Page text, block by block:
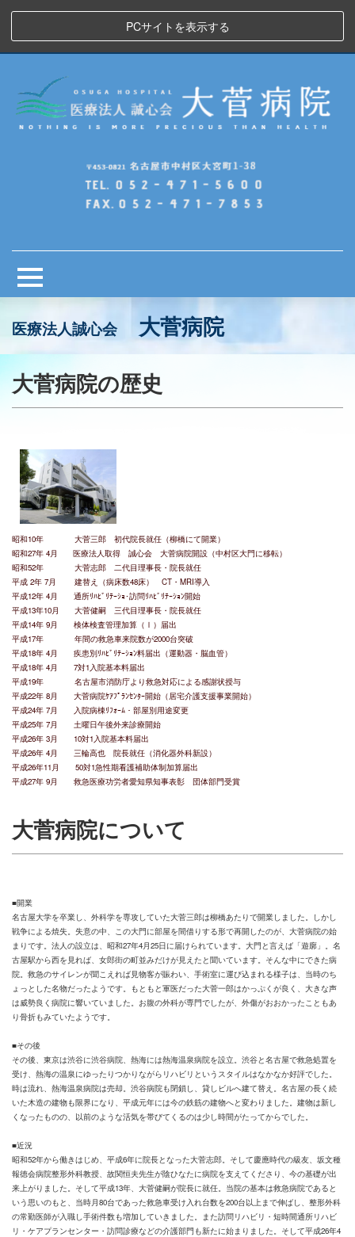
PCサイトを表示する
医療法人誠心会大菅病院
大菅病院の歴史
昭和10年
大菅三郎 初代院長就任（柳橋にて開業）
昭和27年 4月 医療法人取得 誠心会 大菅病院開設（中村区大門に移転）
昭和52年 大菅志郎 二代目理事長・院長就任
平成 2年 7月 建替え（病床数48床） CT・MRI導入
平成12年 4月 通所ﾘﾊﾋﾞﾘﾃｰｼｮ･訪問ﾘﾊﾋﾞﾘﾃｰｼｮﾝ開始
平成13年10月 大菅健嗣 三代目理事長・院長就任
平成14年 9月 検体検査管理加算（Ⅰ）届出
平成17年 年間の救急車来院数が2000台突破
平成18年 4月 疾患別ﾘﾊﾋﾞﾘﾃｰｼｮﾝ料届出（運動器・脳血管）
平成18年 4月 7対1入院基本料届出
平成19年 名古屋市消防庁より救急対応による感謝状授与
平成22年 8月 大菅病院ｹｱﾌﾟﾗﾝｾﾝﾀｰ開始（居宅介護支援事業開始）
平成24年 7月 入院病棟ﾘﾌｫｰﾑ・部屋別用途変更
平成25年 7月 土曜日午後外来診療開始
平成26年 3月 10対1入院基本料届出
平成26年 4月 三輪高也 院長就任（消化器外科新設）
平成26年11月 50対1急性期看護補助体制加算届出
平成27年 9月 救急医療功労者愛知県知事表彰 団体部門受賞
大菅病院について
■開業
名古屋大学を卒業し、外科学を専攻していた大菅三郎は柳橋あたりで開業しました。しかし
戦争による焼失。失意の中、この大門に部屋を間借りする形で再開したのが、大菅病院の始
まりです。法人の設立は、昭和27年4月25日に届けられています。大門と言えば「遊廓」。名
古屋駅から西を見れば、女郎街の町並みだけが見えたと聞いています。そんな中にできた病
院。救急のサイレンが聞こえれば見物客が賑わい、手術室に運び込まれる様子は、当時のち
ょっとした名物だったようです。もともと軍医だった大菅一郎はかっぷくが良く、大きな声
は威勢良く病院に響いていました。お腹の外科が専門でしたが、外傷がおおかったこともあ
り骨折もみていたようです。
■その後
その後、東京は渋谷に渋谷病院、熱海には熱海温泉病院を設立。渋谷と名古屋で救急処置を
受け、熱海の温泉にゆったりつかりながらリハビリというスタイルはなかなか好評でした。
時は流れ、熱海温泉病院は売却。渋谷病院も閉鎖し、貸しビルへ建て替え。名古屋の長く続
いた木造の建物も限界になり、平成元年には今の鉄筋の建物へと変わりました。建物は新し
くなったものの、以前のような活気を帯びてくるのは少し時間がたってからでした。
■近況
昭和52年から働きはじめ、平成6年に院長となった大菅志郎。そして慶應時代の級友、坂文種
報徳会病院整形外科教授、故関恒夫先生が陰ひなたに病院を支えてくださり、今の基礎が出
来上がりました。そして平成13年、大菅健嗣が院長に就任。当院の基本は救急病院であると
いう思いのもと、当時月80台であった救急車受け入れ台数を200台以上まで伸ばし、整形外科
の常勤医師が入職し手術件数も増加していきました。また訪問リハビリ・短時間通所リハビ
リ・ケアプランセンター・訪問診療などの介護部門も新たに始まりました。そして平成26年4